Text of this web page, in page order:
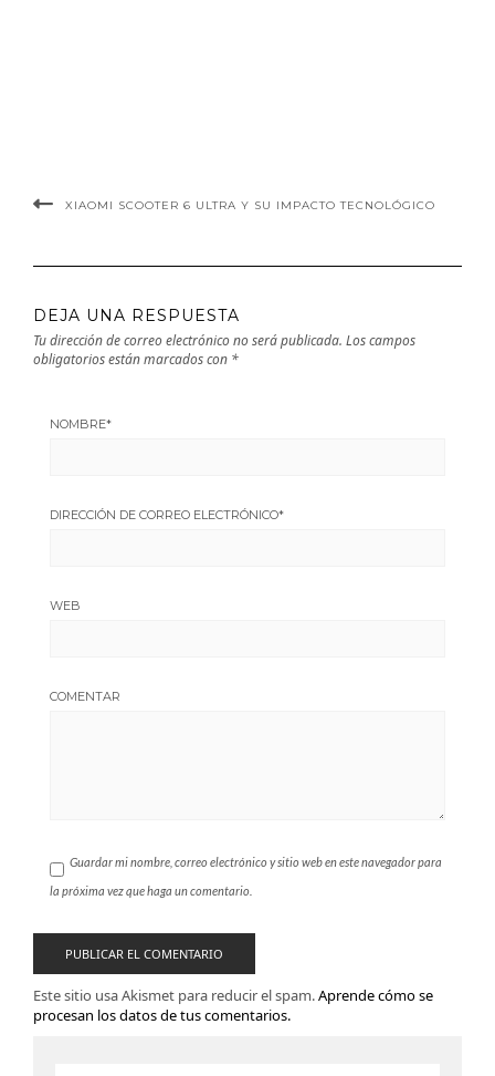
XIAOMI SCOOTER 6 ULTRA Y SU IMPACTO TECNOLÓGICO
DEJA UNA RESPUESTA
Tu dirección de correo electrónico no será publicada. Los campos
obligatorios están marcados con *
NOMBRE*
DIRECCIÓN DE CORREO ELECTRÓNICO*
WEB
COMENTAR
Guardar mi nombre, correo electrónico y sitio web en este navegador para
la próxima vez que haga un comentario.
Este sitio usa Akismet para reducir el spam.Aprende cómo se
procesan los datos de tus comentarios.